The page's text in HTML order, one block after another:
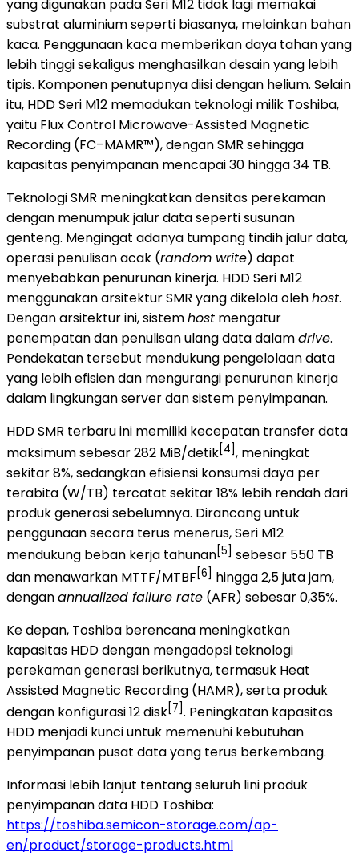
yang digunakan pada Seri M12 tidak lagi memakai
substrat aluminium seperti biasanya, melainkan bahan
kaca. Penggunaan kaca memberikan daya tahan yang
lebih tinggi sekaligus menghasilkan desain yang lebih
tipis. Komponen penutupnya diisi dengan helium. Selain
itu, HDD Seri M12 memadukan teknologi milik Toshiba,
yaitu Flux Control Microwave-Assisted Magnetic
Recording (FC–MAMR™), dengan SMR sehingga
kapasitas penyimpanan mencapai 30 hingga 34 TB.
Teknologi SMR meningkatkan densitas perekaman
dengan menumpuk jalur data seperti susunan
genteng. Mengingat adanya tumpang tindih jalur data,
operasi penulisan acak (random write) dapat
menyebabkan penurunan kinerja. HDD Seri M12
menggunakan arsitektur SMR yang dikelola olehhost.
Dengan arsitektur ini, sistemhost mengatur
penempatan dan penulisan ulang data dalamdrive.
Pendekatan tersebut mendukung pengelolaan data
yang lebih efisien dan mengurangi penurunan kinerja
dalam lingkungan server dan sistem penyimpanan.
HDD SMR terbaru ini memiliki kecepatan transfer data
maksimum sebesar 282 MiB/detik[4], meningkat
sekitar 8%, sedangkan efisiensi konsumsi daya per
terabita (W/TB) tercatat sekitar 18% lebih rendah dari
produk generasi sebelumnya. Dirancang untuk
penggunaan secara terus menerus, Seri M12
mendukung beban kerja tahunan [5] sebesar 550 TB
dan menawarkan MTTF/MTBF [6] hingga 2,5 juta jam,
denganannualized failure rate (AFR) sebesar 0,35%.
Ke depan, Toshiba berencana meningkatkan
kapasitas HDD dengan mengadopsi teknologi
perekaman generasi berikutnya, termasuk Heat
Assisted Magnetic Recording (HAMR), serta produk
dengan konfigurasi 12 disk[7]. Peningkatan kapasitas
HDD menjadi kunci untuk memenuhi kebutuhan
penyimpanan pusat data yang terus berkembang.
Informasi lebih lanjut tentang seluruh lini produk
penyimpanan data HDD Toshiba:
https://toshiba.semicon-storage.com/ap-
en/product/storage-products.html